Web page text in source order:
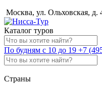
Москва, ул. Ольховская, д.
Каталог туров
По будням с 10 до 19 +7
Страны